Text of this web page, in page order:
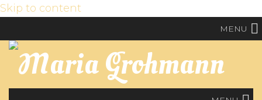
Skip to content
MENU